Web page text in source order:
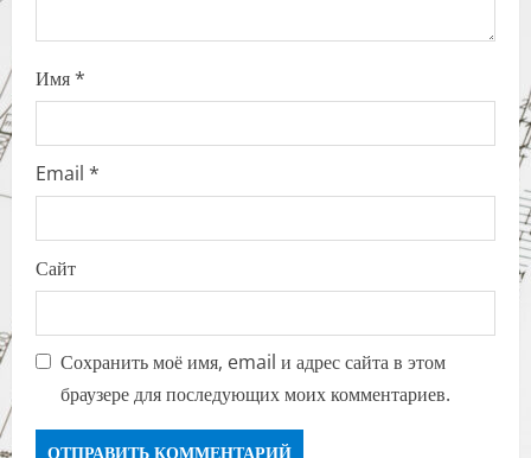
Имя*
Email *
Сайт
Сохранить моё имя, email и адрес сайта в этом
браузере для последующих моих комментариев.